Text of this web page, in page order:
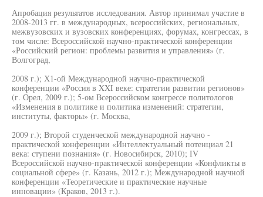
Апробация результатов исследования. Автор принимал участие в
2008-2013 гг. в международных, всероссийских, региональных,
межвузовских и вузовских конференциях, форумах, конгрессах, в
том числе: Всероссийской научно-практической конференции
«Российский регион: проблемы развития и управления» (г.
Волгоград,
2008 г.); Х1-ой Международной научно-практической
конференции «Россия в XXI веке: стратегии развитии регионов»
(г. Орел, 2009 г.); 5-ом Всероссийском конгрессе политологов
«Изменения в политике и политика изменений: стратегии,
институты, факторы» (г. Москва,
2009 г.); Второй студенческой международной научно -
практической конференции «Интеллектуальный потенциал 21
века: ступени познания» (г. Новосибирск, 2010); IV
Всероссийской научно-практической конференции «Конфликты в
социальной сфере» (г. Казань, 2012 г.); Международной научной
конференции «Теоретические и практические научные
инновации» (Краков, 2013 г.).